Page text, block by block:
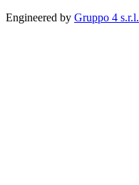
Engineered by Gruppo 4 s.r.l.